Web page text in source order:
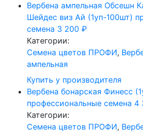
Вербена ампельная Обсешн
Шейдес виз Ай (1уп-100шт)
семена 3 200 ₽
Категории:
Cемена цветов ПРОФИ,
ампельная
Купить у производителя
Вербена бонарская Финесс
профессиональные семена 4
Категории:
Cемена цветов ПРОФИ,